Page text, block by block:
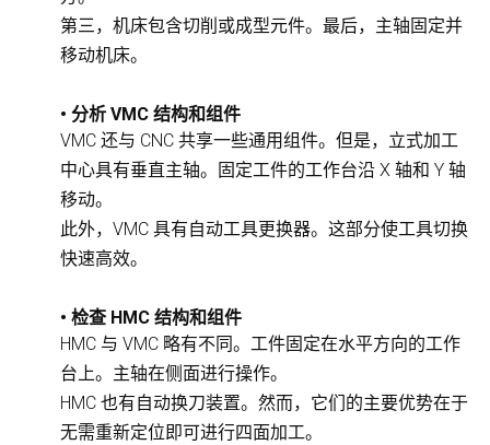
第三，机床包含切削或成型元件。最后，主轴固定并
移动机床。
• 分析 VMC 结构和组件
VMC 还与 CNC 共享一些通用组件。但是，立式加工
中心具有垂直主轴。固定工件的工作台沿 X 轴和 Y 轴
移动。
此外，VMC 具有自动工具更换器。这部分使工具切换
快速高效。
• 检查 HMC 结构和组件
HMC 与 VMC 略有不同。工件固定在水平方向的工作
台上。主轴在侧面进行操作。
HMC 也有自动换刀装置。然而，它们的主要优势在于
无需重新定位即可进行四面加工。